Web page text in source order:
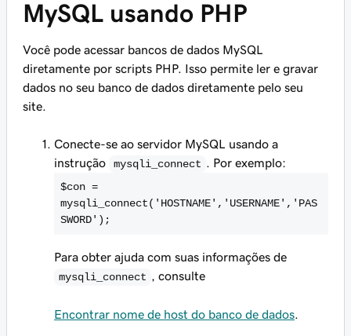
MySQL usando PHP
Você pode acessar bancos de dados MySQL
diretamente por scripts PHP. Isso permite ler e gravar
dados no seu banco de dados diretamente pelo seu
site.
Conecte-se ao servidor MySQL usando a
instrução
mysqli_connect
. Por exemplo:
$con =
mysqli_connect('HOSTNAME','USERNAME','PAS
SWORD');
Para obter ajuda com suas informações de
mysqli_connect
, consulte
Encontrar nome de host do banco de dados